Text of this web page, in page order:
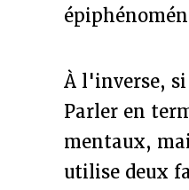
À l'inverse,
Parler en
mentaux,
utilise deux